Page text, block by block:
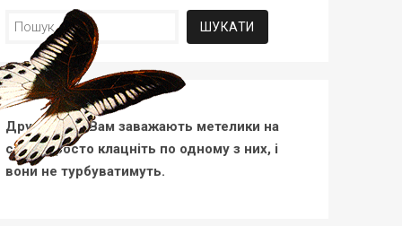
Пошук:
Друзі, якщо Вам заважають метелики на
сайті, просто клацніть по одному з них, і
вони не турбуватимуть.